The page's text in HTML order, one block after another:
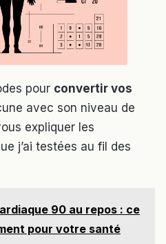
pour convertir vos
avec son niveau de
expliquer les
j’ai testées au fil des
90 au repos : ce
pour votre santé